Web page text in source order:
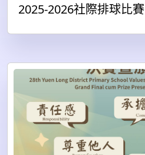
2025-2026社際排球比賽